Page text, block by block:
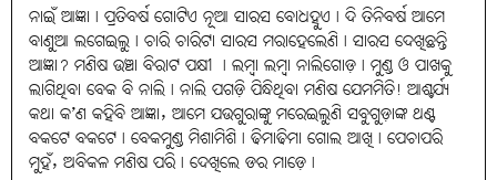
ନାଇଁ ଆଜ୍ଞା। ପ୍ରତିବର୍ଷ ଗୋଟିଏ ନୂଆ ସାରସ ବୋଧହୁଏ। ଦି ତିନିବର୍ଷ ଆମେ
ବାଣୁଆ ଲଗେଇଲୁ। ଚାରି ଚାରିଟା ସାରସ ମରାହେଲେଣି। ସାରସ ଦେଖିଛନ୍ତି
ଆଜ୍ଞା? ମଣିଷ ଉଞ୍ଚା ବିରାଟ ପକ୍ଷୀ । ଲମ୍ବା ଲମ୍ବା ନାଲିଗୋଡ଼। ମୁଣ୍ଡ ଓ ପାଖକୁ
ଲାଗିଥିବା ବେକ ବି ନାଲି। ନାଲି ପଗଡ଼ି ପିନ୍ଧିଥିବା ମଣିଷ ଯେମମିତି! ଆଶ୍ଚର୍ଯ୍ୟ
କଥା କ’ଣ କହିବି ଆଜ୍ଞା, ଆମେ ଯଉଗୁରାଙ୍କୁ ମରେଇଲୁଣି ସବୁଗୁଡ଼ାଙ୍କ ଥଣ୍ଟ
ବକଟେ ବକଟେ। ବେକମୁଣ୍ଡ ମିଶାମିଶି। ଢିମାଢିମା ଗୋଲ ଆଖି। ପେଚାପରି
ମୁହଁ, ଅବିକଳ ମଣିଷ ପରି। ଦେଖିଲେ ଡର ମାଡ଼େ।